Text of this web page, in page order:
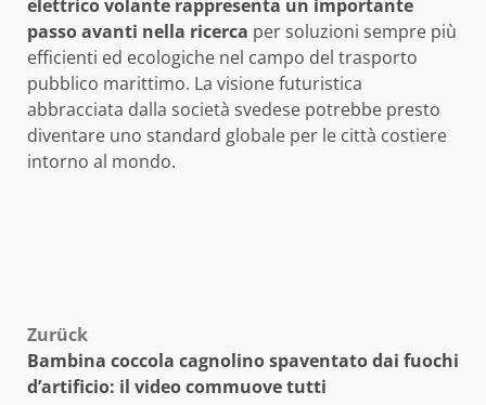
elettrico volante rappresenta un importante
passo avanti nella ricerca per soluzioni sempre più
efficienti ed ecologiche nel campo del trasporto
pubblico marittimo. La visione futuristica
abbracciata dalla società svedese potrebbe presto
diventare uno standard globale per le città costiere
intorno al mondo.
Beitragsnavigation
Zurück
Bambina coccola cagnolino spaventato dai fuochi
d’artificio: il video commuove tutti